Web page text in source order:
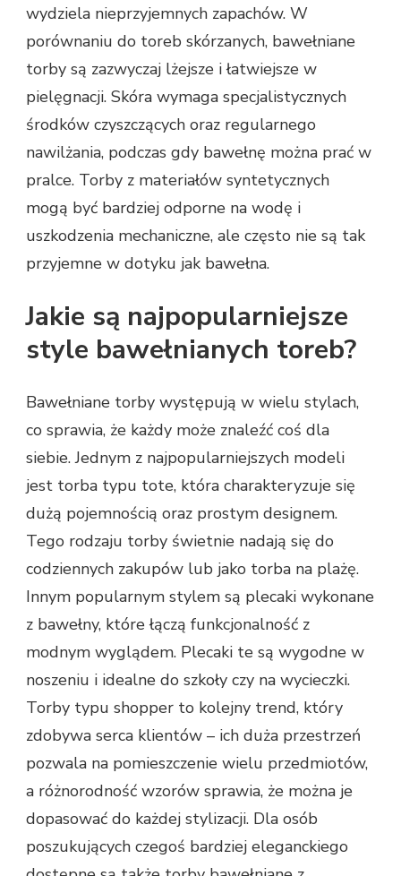
wydziela nieprzyjemnych zapachów. W
porównaniu do toreb skórzanych, bawełniane
torby są zazwyczaj lżejsze i łatwiejsze w
pielęgnacji. Skóra wymaga specjalistycznych
środków czyszczących oraz regularnego
nawilżania, podczas gdy bawełnę można prać w
pralce. Torby z materiałów syntetycznych
mogą być bardziej odporne na wodę i
uszkodzenia mechaniczne, ale często nie są tak
przyjemne w dotyku jak bawełna.
Jakie są najpopularniejsze
style bawełnianych toreb?
Bawełniane torby występują w wielu stylach,
co sprawia, że każdy może znaleźć coś dla
siebie. Jednym z najpopularniejszych modeli
jest torba typu tote, która charakteryzuje się
dużą pojemnością oraz prostym designem.
Tego rodzaju torby świetnie nadają się do
codziennych zakupów lub jako torba na plażę.
Innym popularnym stylem są plecaki wykonane
z bawełny, które łączą funkcjonalność z
modnym wyglądem. Plecaki te są wygodne w
noszeniu i idealne do szkoły czy na wycieczki.
Torby typu shopper to kolejny trend, który
zdobywa serca klientów – ich duża przestrzeń
pozwala na pomieszczenie wielu przedmiotów,
a różnorodność wzorów sprawia, że można je
dopasować do każdej stylizacji. Dla osób
poszukujących czegoś bardziej eleganckiego